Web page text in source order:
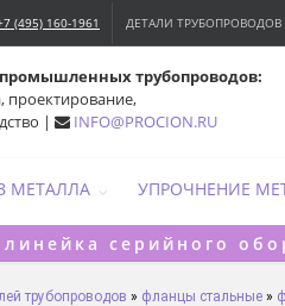
(495) 160-1961 ДЕТАЛИ ТРУБОПРОВОДОВ
трубопроводов:
проектирование,
|
INFO@PROCION.RU
МЕТАЛЛА УПРОЧНЕНИЕ
линейка серийного
трубопроводов » фланцы стальные »